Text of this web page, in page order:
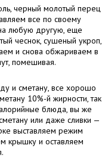
черный молотый перец
все по своему
любую другую, еще
чеснок, сушеный укроп,
и снова обжариваем в
помешивая.
и сметану, все хорошо
10%-й жирности, так
блюда, вы же
или даже сливки —
выставляем режим
крышку и оставляем